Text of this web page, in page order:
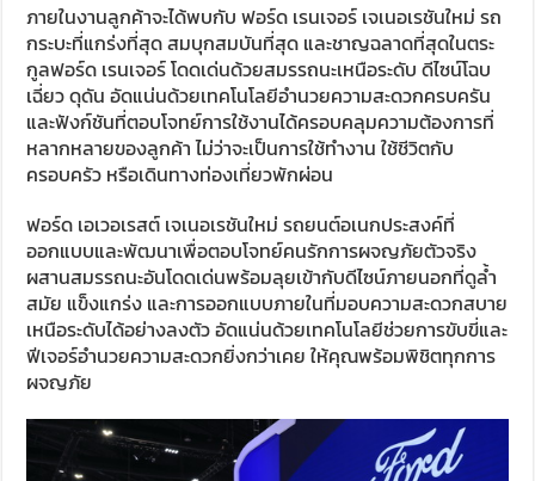
ภายในงานลูกค้าจะได้พบกับ ฟอร์ด เรนเจอร์ เจเนอเรชันใหม่ รถ
กระบะที่แกร่งที่สุด สมบุกสมบันที่สุด และชาญฉลาดที่สุดในตระ
กูลฟอร์ด เรนเจอร์ โดดเด่นด้วยสมรรถนะเหนือระดับ ดีไซน์โฉบ
เฉี่ยว ดุดัน อัดแน่นด้วยเทคโนโลยีอำนวยความสะดวกครบครัน
และฟังก์ชันที่ตอบโจทย์การใช้งานได้ครอบคลุมความต้องการที่
หลากหลายของลูกค้า ไม่ว่าจะเป็นการใช้ทำงาน ใช้ชีวิตกับ
ครอบครัว หรือเดินทางท่องเที่ยวพักผ่อน
ฟอร์ด เอเวอเรสต์ เจเนอเรชันใหม่ รถยนต์อเนกประสงค์ที่
ออกแบบและพัฒนาเพื่อตอบโจทย์คนรักการผจญภัยตัวจริง
ผสานสมรรถนะอันโดดเด่นพร้อมลุยเข้ากับดีไซน์ภายนอกที่ดูล้ำ
สมัย แข็งแกร่ง และการออกแบบภายในที่มอบความสะดวกสบาย
เหนือระดับได้อย่างลงตัว อัดแน่นด้วยเทคโนโลยีช่วยการขับขี่และ
ฟีเจอร์อำนวยความสะดวกยิ่งกว่าเคย ให้คุณพร้อมพิชิตทุกการ
ผจญภัย